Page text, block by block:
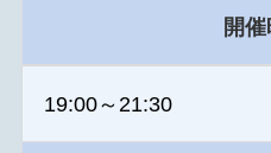
開
19:00～21:30